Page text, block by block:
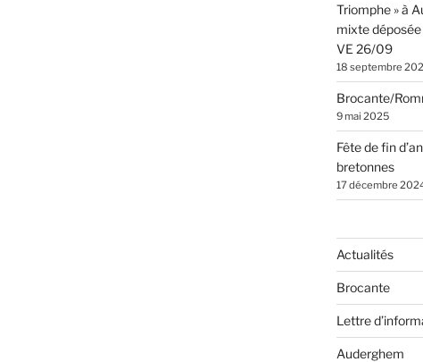
Triomphe » à
mixte
VE 26/09
18 septembre
Brocante/
9 mai 2025
Fête de fin
bretonnes
17 décembre
Actualités
Brocante
Lettre
Auderghem